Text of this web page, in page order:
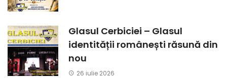
Glasul Cerbiciei – Glasul
identității românești răsună din
nou
26 iulie 2026